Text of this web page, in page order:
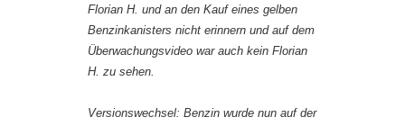
Florian H. und an den Kauf eines gelben
Benzinkanisters nicht erinnern und auf dem
Überwachungsvideo war auch kein Florian
H. zu sehen.
Versionswechsel: Benzin wurde nun auf der